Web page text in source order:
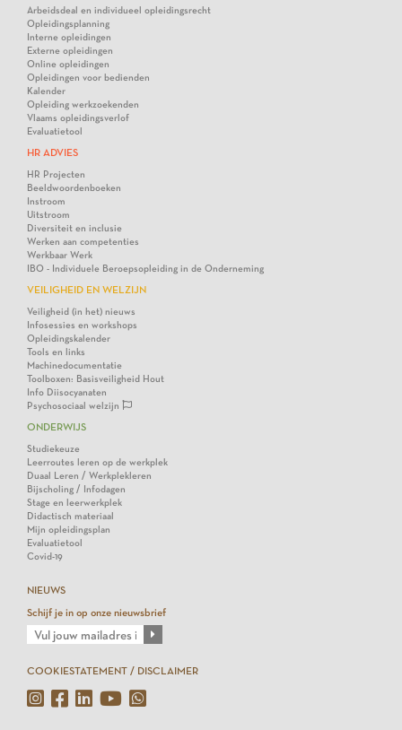
Arbeidsdeal en individueel opleidingsrecht
Opleidingsplanning
Interne opleidingen
Externe opleidingen
Online opleidingen
Opleidingen voor bedienden
Kalender
Opleiding werkzoekenden
Vlaams opleidingsverlof
Evaluatietool
HR ADVIES
HR Projecten
Beeldwoordenboeken
Instroom
Uitstroom
Diversiteit en inclusie
Werken aan competenties
Werkbaar Werk
IBO - Individuele Beroepsopleiding in de Onderneming
VEILIGHEID EN WELZIJN
Veiligheid (in het) nieuws
Infosessies en workshops
Opleidingskalender
Tools en links
Machinedocumentatie
Toolboxen: Basisveiligheid Hout
Info Diisocyanaten
Psychosociaal welzijn
ONDERWIJS
Studiekeuze
Leerroutes leren op de werkplek
Duaal Leren / Werkplekleren
Bijscholing / Infodagen
Stage en leerwerkplek
Didactisch materiaal
Mijn opleidingsplan
Evaluatietool
Covid-19
NIEUWS
Schijf je in op onze nieuwsbrief
COOKIESTATEMENT / DISCLAIMER